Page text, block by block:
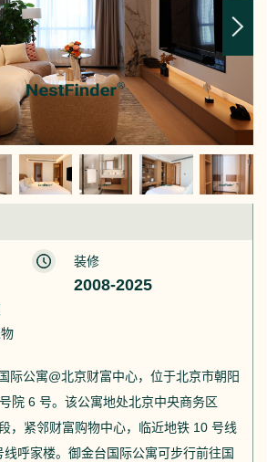
装修
2008-2025
际公寓@北京财富中心，位于北京市朝阳
院 6 号。该公寓地处北京中央商务区
，紧邻财富购物中心，临近地铁 10 号线
呼家楼。御金台国际公寓可步行前往国